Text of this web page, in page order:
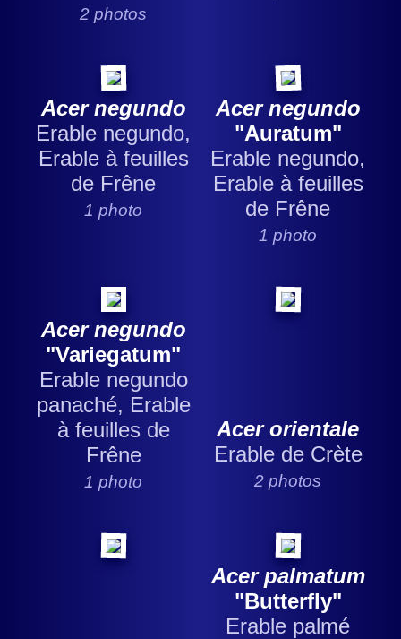
2 photos
Acer negundo
Erable negundo,
Erable à feuilles
de Frêne
1 photo
Acer negundo
"Auratum"
Erable negundo,
Erable à feuilles
de Frêne
1 photo
Acer negundo
"Variegatum"
Erable negundo
panaché, Erable
à feuilles de
Frêne
1 photo
Acer orientale
Erable de Crète
2 photos
Acer palmatum
"Butterfly"
Erable palmé